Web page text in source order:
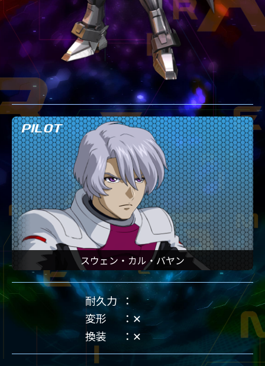
PILOT
スウェン・カル・バヤン
耐久力
変形
✕
換装
✕